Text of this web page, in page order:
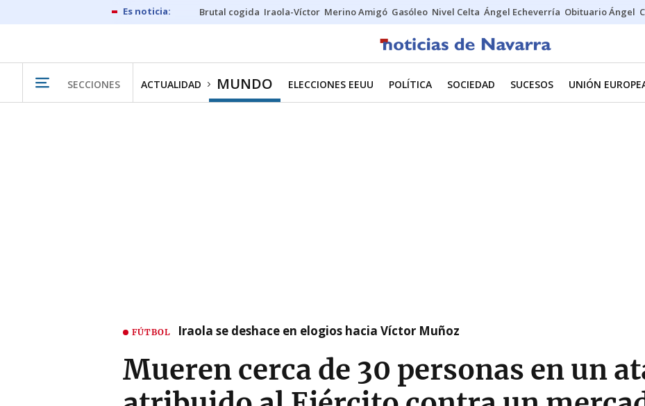
Brutal cogida Iraola-Víctor Merino Amigó Gasóleo Nivel Celta Ángel Echeverría Obituario Ángel
SECCIONES ACTUALIDAD MUNDO ELECCIONES EEUU POLÍTICA SOCIEDAD SUCESOS UNIÓN
FÚTBOL Iraola se deshace en elogios hacia Víctor Muñoz
Mueren cerca de 30 personas en un